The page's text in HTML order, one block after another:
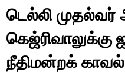
டெல்லி முதல்வர்
நீதிமன்றக்